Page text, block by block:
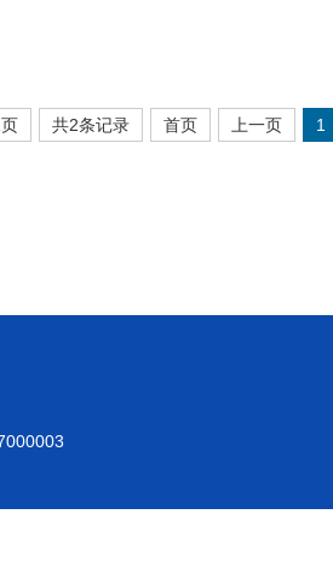
共2条记录 首页 上一页 1